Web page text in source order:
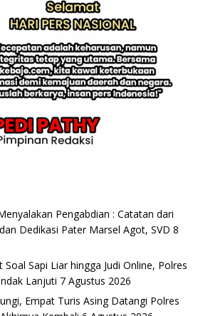
Pengabdian : Catatan dari
Dedikasi Pater Marsel Agot, SVD 8
Sapi Liar hingga Judi Online, Polres
Lanjuti 7 Agustus 2026
Empat Turis Asing Datangi Polres